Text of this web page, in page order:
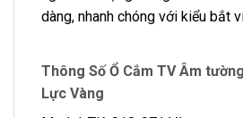
dàng, nhanh chóng với kiểu bắt
Thông Số Ổ Cắm TV Âm
Lực Vàng